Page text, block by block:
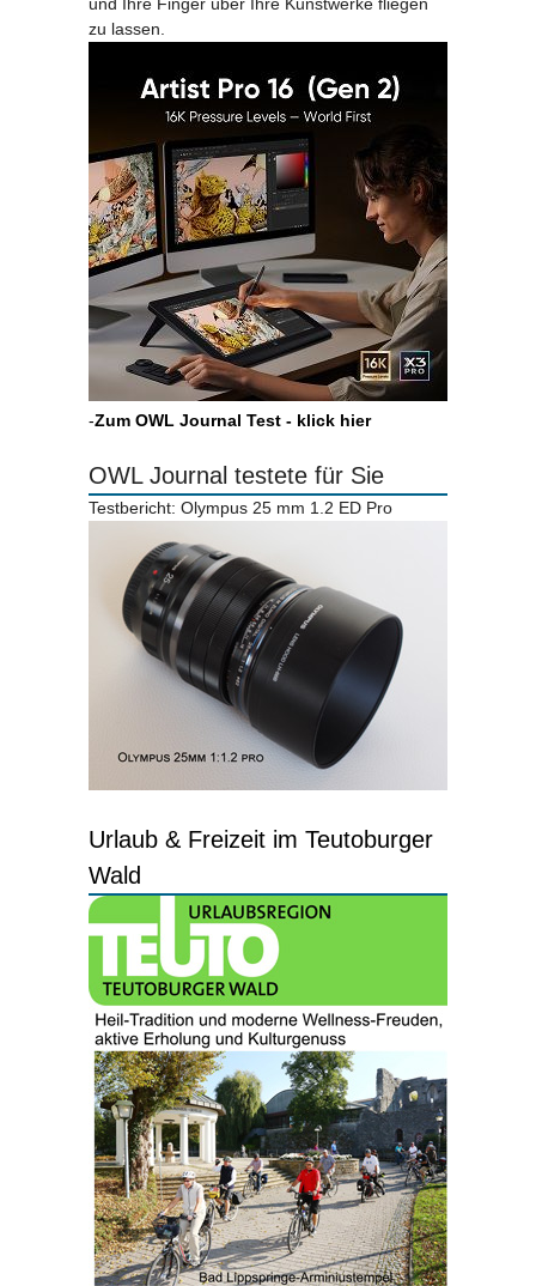
zu lassen.
-Zum OWL Journal Test - klick hier
OWL Journal testete für Sie
Testbericht: Olympus 25 mm 1.2 ED Pro
Urlaub & Freizeit im Teutoburger
Wald